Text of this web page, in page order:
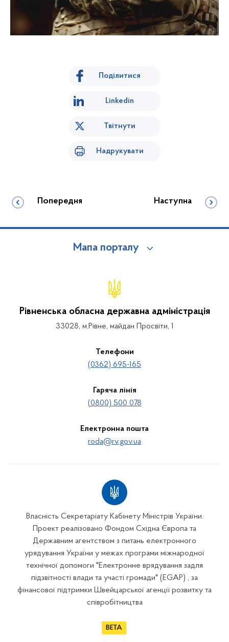
Поділитися
Linkedin
Твітнути
Надрукувати
Попередня Наступна
Мапа порталу
Рівненська обласна державна адміністрація
33028, м.Рівне, майдан Просвіти, 1
Телефони
(0362) 695-165
Гаряча лінія
(0800) 500 078
Електронна пошта
roda@rv.gov.ua
Власність Секретаріату Кабінету Міністрів України.
Проект реалізовано Фондом Східна Європа та
Державним агентством з питань електронного
урядування України у межах програми міжнародної
технічної допомоги "Електронне врядування задля
підзвітності влади та участі громади" (EGAP) , за
фінансової підтримки Швейцарської агенції розвитку та
співробітництва